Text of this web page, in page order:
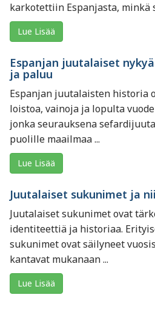
karkotettiin Espanjasta, minkä
Lue Lisää
Espanjan juutalaiset
ja paluu
Espanjan juutalaisten historia
loistoa, vainoja ja lopulta
jonka seurauksena
puolille maailmaa ...
Lue Lisää
Juutalaiset sukunimet ja
Juutalaiset sukunimet ovat
identiteettiä ja historiaa.
sukunimet ovat säilyneet
kantavat mukanaan ...
Lue Lisää